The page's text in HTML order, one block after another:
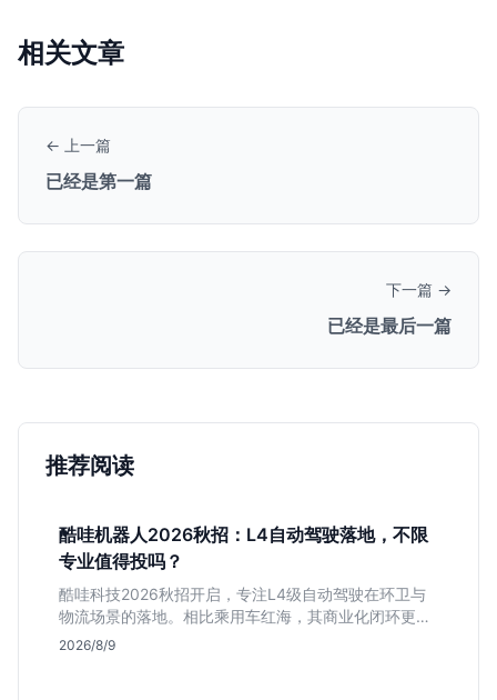
相关文章
← 上一篇
已经是第一篇
下一篇 →
已经是最后一篇
推荐阅读
酷哇机器人2026秋招：L4自动驾驶落地，不限
专业值得投吗？
酷哇科技2026秋招开启，专注L4级自动驾驶在环卫与
物流场景的落地。相比乘用车红海，其商业化闭环更清
晰，现金流相对健康。本文解读其业务模式、岗位稳定
2026/8/9